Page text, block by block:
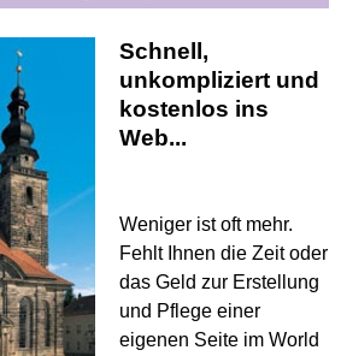
Schnell,
unkompliziert und
kostenlos ins
Web...
Weniger ist oft mehr.
Fehlt Ihnen die Zeit oder
das Geld zur Erstellung
und Pflege einer
eigenen Seite im World